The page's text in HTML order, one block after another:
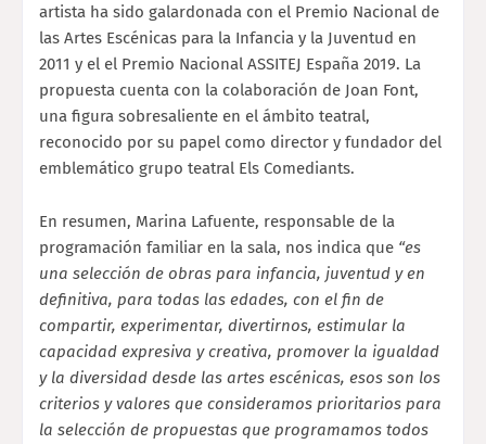
artista ha sido galardonada con el Premio Nacional de
las Artes Escénicas para la Infancia y la Juventud en
2011 y el el Premio Nacional ASSITEJ España 2019. La
propuesta cuenta con la colaboración de Joan Font,
una figura sobresaliente en el ámbito teatral,
reconocido por su papel como director y fundador del
emblemático grupo teatral Els Comediants.
En resumen, Marina Lafuente, responsable de la
programación familiar en la sala, nos indica que “es
una selección de obras para infancia, juventud y en
definitiva, para todas las edades, con el fin de
compartir, experimentar, divertirnos, estimular la
capacidad expresiva y creativa, promover la igualdad
y la diversidad desde las artes escénicas, esos son los
criterios y valores que consideramos prioritarios para
la selección de propuestas que programamos todos